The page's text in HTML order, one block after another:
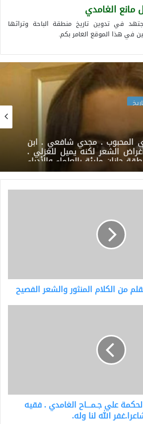
مانع الغامدي
في تدوين تاريخ منطقة الباحة وتراثها
في هذا الموقع العامر بكم.
المحبوب . مجدي شافعي . ابن
الشعر لكنه يميل للغزلي .
جازان مليئة بالعلماء والأدباء
المتميزون .
من الكلام المنثور والشعر الفصيح
علي جـمـــاح الغامدي . فقيه
الله لنا وله.